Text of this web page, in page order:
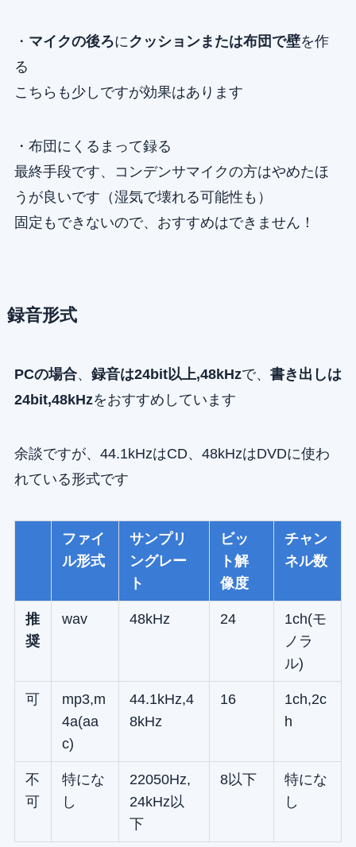
・ マイクの後ろにクッションまたは布団で壁を作
る
こちらも少しですが効果はあります
・布団にくるまって録る
最終手段です、コンデンサマイクの方はやめたほ
うが良いです（湿気で壊れる可能性も）
固定もできないので、おすすめはできません！
録音形式
PCの場合、 録音は24bit以上,48kHzで、 書き出しは
24bit,48kHzをおすすめしています
余談ですが、44.1kHzはCD、48kHzはDVDに使わ
れている形式です
ファイ
ル形式
サンプリ
ングレー
ト
ビッ
ト解
像度
チャン
ネル数
推
奨
wav 48kHz 24
1ch(モ
ノラ
ル)
可
mp3,m
4a(aa
c)
44.1kHz,4
8kHz
16
1ch,2c
h
不
可
特にな
し
22050Hz,
24kHz以
下
8以下
特にな
し